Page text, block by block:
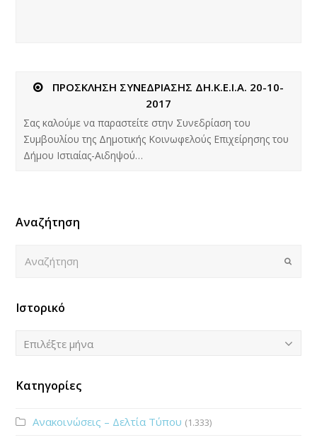
ΠΡΟΣΚΛΗΣΗ ΣΥΝΕΔΡΙΑΣΗΣ ΔΗ.Κ.Ε.Ι.Α. 20-10-
2017
Σας καλούμε να παραστείτε στην Συνεδρίαση του
Συμβουλίου της Δημοτικής Κοινωφελούς Επιχείρησης του
Δήμου Ιστιαίας-Αιδηψού…
Αναζήτηση
Submit
Ιστορικό
Ιστορικό
Επιλέξτε μήνα
Κατηγορίες
Ανακοινώσεις – Δελτία Τύπου (1.333)